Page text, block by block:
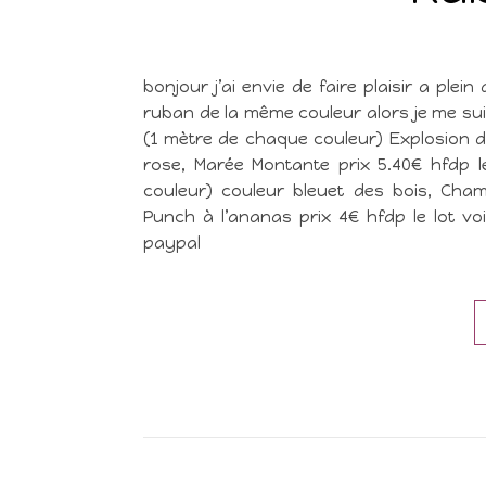
bonjour j’ai envie de faire plaisir a
ruban de la même couleur alors je me
(1 mètre de chaque couleur) Explosion
rose, Marée Montante prix 5.40€ hfdp
couleur) couleur bleuet des bois,
Punch à l’ananas prix 4€ hfdp le lot
paypal